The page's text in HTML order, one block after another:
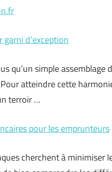
garni d’exception
qu’un simple assemblage
atteindre cette
terroir …
pour les emprunteurs
cherchent à minimiser